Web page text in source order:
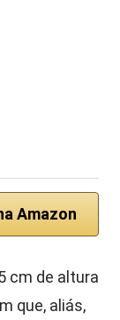
Amazon
cm de altura
que, aliás,